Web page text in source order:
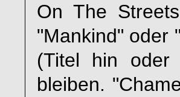
On The
"Mankind" oder
(Titel hin
bleiben.